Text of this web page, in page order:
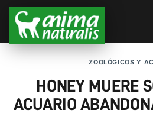
ZOOLÓGICOS Y
HONEY MUERE
ACUARIO